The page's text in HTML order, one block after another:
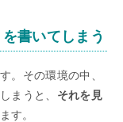
書いてしまう
。その環境の中、
まうと、 それを見
す。